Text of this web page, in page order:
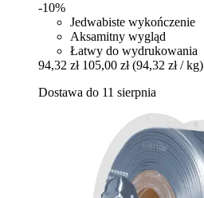
-10%
Jedwabiste wykończenie
Aksamitny wygląd
Łatwy do wydrukowania
94,32 zł 105,00 zł (94,32 zł / kg)
Dostawa do 11 sierpnia